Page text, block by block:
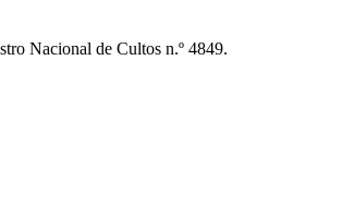
Nacional de Cultos n.º 4849.